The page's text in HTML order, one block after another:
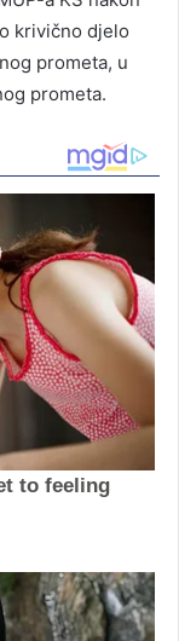
krivično djelo
prometa, u
prometa.